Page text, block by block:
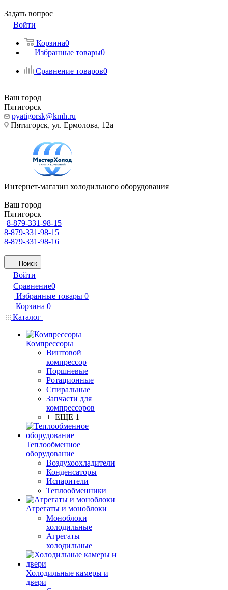
Задать вопрос
Войти
Корзина0
Избранные товары0
Сравнение товаров0
Ваш город
Пятигорск
pyatigorsk@kmh.ru
Пятигорск, ул. Ермолова, 12а
Интернет-магазин холодильного оборудования
Ваш город
Пятигорск
8-879-331-98-15
8-879-331-98-15
8-879-331-98-16
Поиск
Войти
Сравнение0
Избранные товары 0
Корзина 0
Каталог
Компрессоры
Винтовой
компрессор
Поршневые
Ротационные
Спиральные
Запчасти для
компрессоров
+ ЕЩЕ 1
Теплообменное
оборудование
Воздухоохладители
Конденсаторы
Испарители
Теплообменники
Агрегаты и моноблоки
Моноблоки
холодильные
Агрегаты
холодильные
Холодильные камеры и
двери